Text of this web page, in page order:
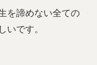
を諦めない全ての
いです。